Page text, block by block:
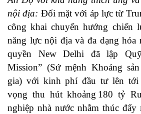
nội địa: Đối mặt với áp lực từ
công khai chuyển hướng chiến
năng lực nội địa và đa dạng hóa
quyền New Delhi đã lập
Mission” (Sứ mệnh Khoáng
gia) với kinh phí đầu tư lên tới
vọng thu hút khoảng 180 tỷ
nghiệp nhà nước nhằm thúc đẩy